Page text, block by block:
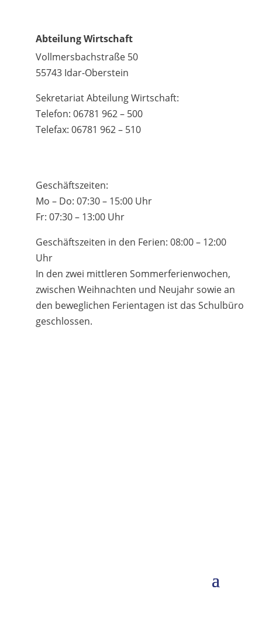
Abteilung Wirtschaft
Vollmersbachstraße 50
55743 Idar-Oberstein
Sekretariat Abteilung Wirtschaft:
Telefon: 06781 962 – 500
Telefax: 06781 962 – 510
Geschäftszeiten:
Mo – Do: 07:30 – 15:00 Uhr
Fr: 07:30 – 13:00 Uhr
Geschäftszeiten in den Ferien: 08:00 – 12:00
Uhr
In den zwei mittleren Sommerferienwochen,
zwischen Weihnachten und Neujahr sowie an
den beweglichen Ferientagen ist das Schulbüro
geschlossen.